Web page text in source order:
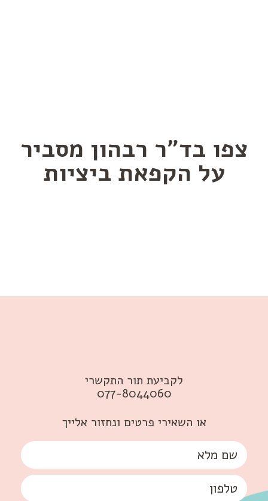
צפו בד"ר רבהון מסביר
על הקפאת ביציות
לקביעת תור התקשרי
077-8044060
או השאירי פרטים ונחזור אלייך